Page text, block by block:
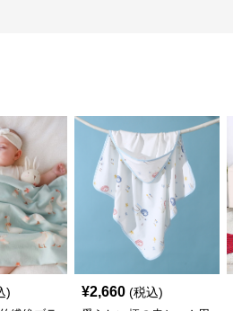
) ¥2,660 (税込)